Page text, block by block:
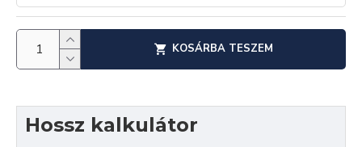
KOSÁRBA TESZEM
Hossz kalkulátor